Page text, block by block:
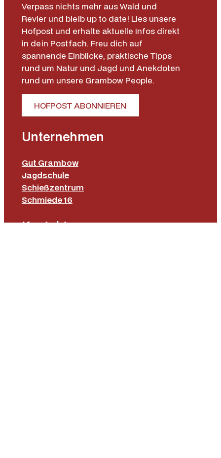
Verpass nichts mehr aus Wald und
Revier und bleib up to date! Lies unsere
Hofpost und erhalte aktuelle Infos direkt
in dein Postfach. Freu dich auf
spannende Einblicke, praktische Tipps
rund um Natur und Jagd und Anekdoten
rund um unsere Grambow People.
HOFPOST ABONNIEREN
Unternehmen
Gut Grambow
Jagdschule
Schießzentrum
Schmiede 16
Kontakt